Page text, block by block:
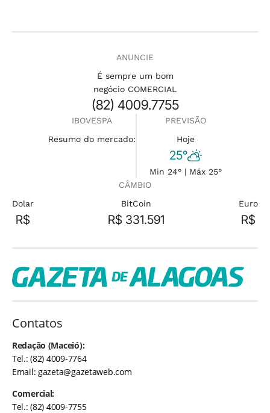
ANUNCIE
É sempre um bom
negócio COMERCIAL
(82) 4009.7755
IBOVESPA
Resumo do mercado:
PREVISÃO
Hoje
25°
Min 24° | Máx 25°
CÂMBIO
Dolar
R$
BitCoin
R$ 331.591
Euro
R$
Contatos
Redação (Maceió):
Tel.: (82) 4009-7764
Email:gazeta@gazetaweb.com
Comercial:
Tel.: (82) 4009-7755